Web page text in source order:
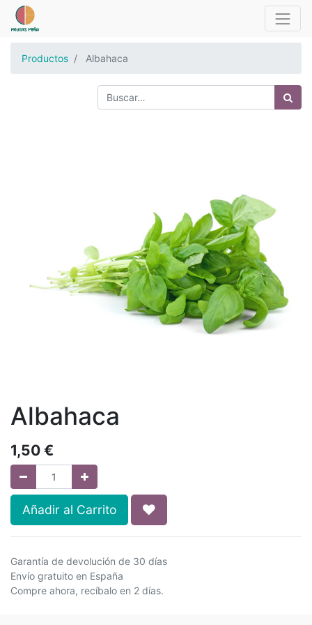
Productos Albahaca
Albahaca
1,50 €
Añadir al Carrito
Garantía de devolución de 30 días
Envío gratuito en España
Compre ahora, recíbalo en 2 días.